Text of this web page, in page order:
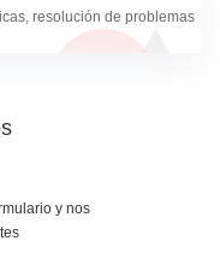
resolución de problemas
y nos